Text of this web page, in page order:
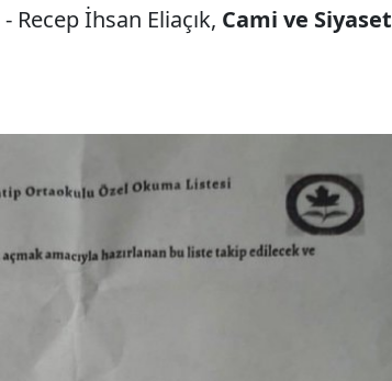
- Recep İhsan Eliaçık, Cami ve Siyaset